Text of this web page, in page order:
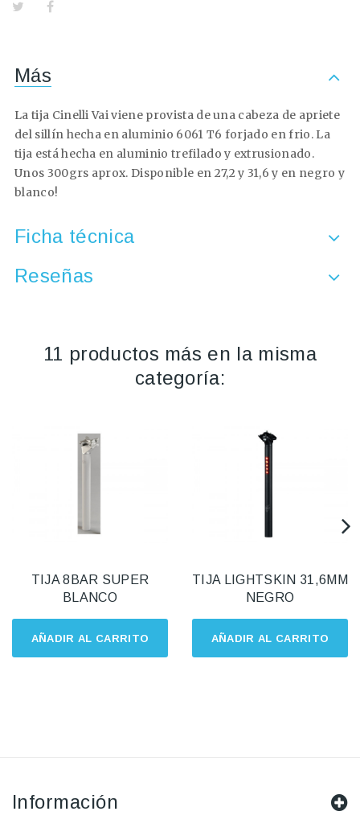
Más
La tija Cinelli Vai viene provista de una cabeza de apriete
del sillí­n hecha en aluminio 6061 T6 forjado en frio. La
tija está hecha en aluminio trefilado y extrusionado.
Unos 300grs aprox. Disponible en 27,2 y 31,6 y en negro y
blanco!
Ficha técnica
Reseñas
11 productos más en la misma
categoría:
AÑADIR AL CARRITO
TIJA 8BAR SUPER
BLANCO
AÑADIR AL CARRITO
TIJA LIGHTSKIN 31,6MM
NEGRO
Información